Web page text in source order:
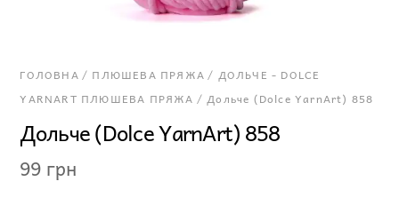
ГОЛОВНА/ ПЛЮШЕВА ПРЯЖА / ДОЛЬЧЕ - DOLCE
YARNART ПЛЮШЕВА ПРЯЖА / Дольче (Dolce YarnArt) 858
Дольче (Dolce YarnArt) 858
99 грн